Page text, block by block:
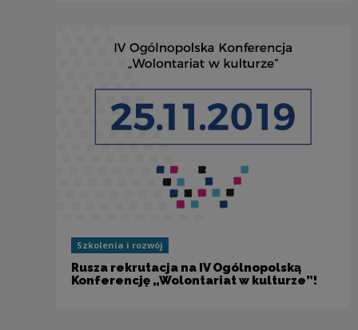
Szkolenia i rozwój
Rusza rekrutacja na IV Ogólnopolską
Konferencję „Wolontariat w kulturze”!